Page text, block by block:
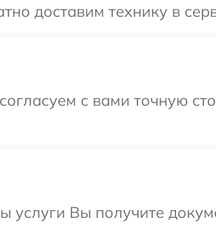
доставим технику в
с вами точную
услуги Вы получите